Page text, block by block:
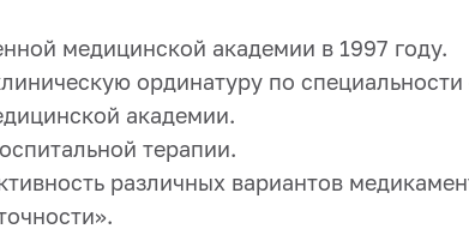
медицинской академии в 1997 году.
ординатуру по специальности
академии.
терапии.
различных вариантов